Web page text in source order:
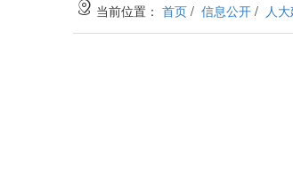
当前位置： 首页 / 信息公开 / 人